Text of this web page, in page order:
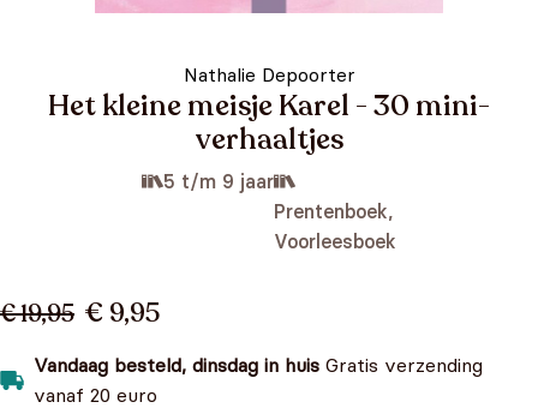
Nathalie Depoorter
Het kleine meisje Karel - 30 mini-
verhaaltjes
5 t/m 9 jaar
Prentenboek,
Voorleesboek
€ 19,95 € 9,95
Vandaag besteld, dinsdag in huis Gratis verzending
vanaf 20 euro